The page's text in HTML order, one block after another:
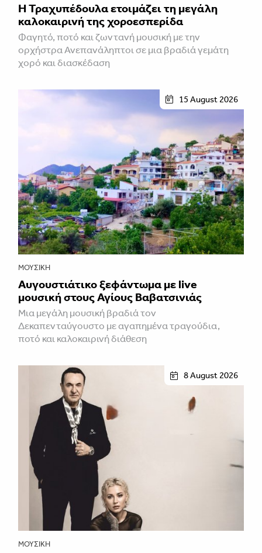
Η Τραχυπέδουλα ετοιμάζει τη μεγάλη
καλοκαιρινή της χοροεσπερίδα
Φαγητό, ποτό και ζωντανή μουσική με την
ορχήστρα Ανεπανάληπτοι σε μια βραδιά γεμάτη
χορό και διασκέδαση
15 August 2026
ΜΟΥΣΙΚΉ
Αυγουστιάτικο ξεφάντωμα με live
μουσική στους Αγίους Βαβατσινιάς
Μια μεγάλη μουσική βραδιά τον
Δεκαπενταύγουστο με αγαπημένα τραγούδια,
ποτό και καλοκαιρινή διάθεση
8 August 2026
ΜΟΥΣΙΚΉ